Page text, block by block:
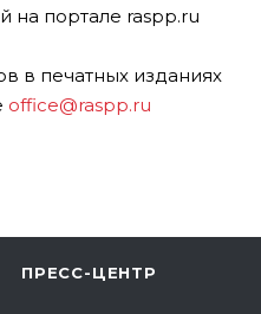
на портале raspp.ru
в печатных изданиях
office@raspp.ru
ПРЕСС-ЦЕНТР